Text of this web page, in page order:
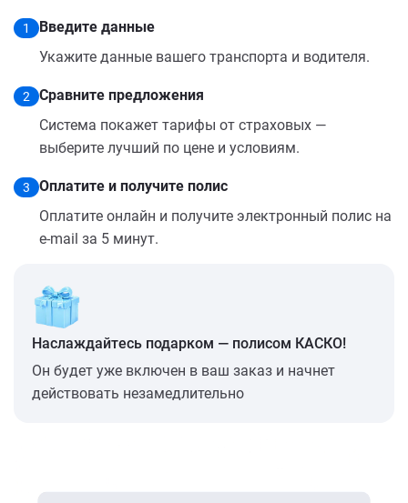
1
Введите данные
Укажите данные вашего транспорта и водителя.
2
Сравните предложения
Система покажет тарифы от страховых —
выберите лучший по цене и условиям.
3
Оплатите и получите полис
Оплатите онлайн и получите электронный полис на
e-mail за 5 минут.
Наслаждайтесь подарком — полисом КАСКО!
Он будет уже включен в ваш заказ и начнет
действовать незамедлительно